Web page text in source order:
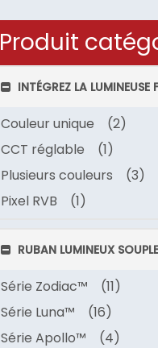
Produit
INTÉGREZ LA LUMINEUSE
Couleur unique
(2)
CCT réglable
(1)
Plusieurs couleurs
(3)
Pixel RVB
(1)
RUBAN LUMINEUX
Série Zodiac™
(11)
Série Luna™
(16)
Série Apollo™
(4)